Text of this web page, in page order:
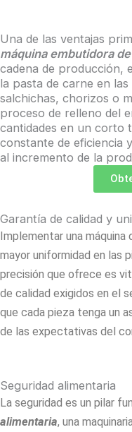
Una de las ventajas
máquina embutidora
cadena de producción,
la pasta de carne en
salchichas, chorizos o
proceso de relleno del
cantidades en un corto
constante de eficiencia
al incremento de la
Garantía de calidad y
Implementar una
mayor uniformidad en las
precisión que ofrece es
de calidad exigidos en el
que cada pieza tenga un
de las expectativas del
Seguridad alimentaria
La seguridad es un pilar
alimentaria, una